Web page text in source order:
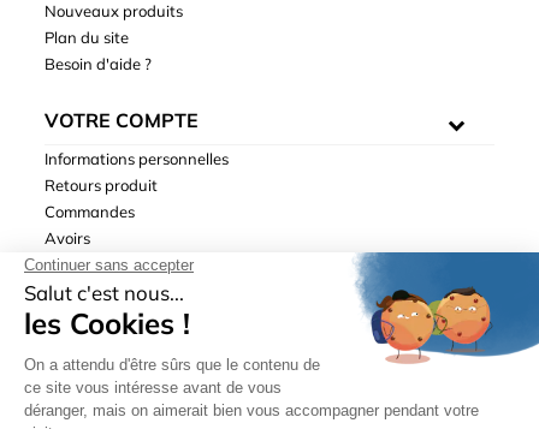
Nouveaux produits
Plan du site
Besoin d'aide ?
VOTRE COMPTE
Informations personnelles
Retours produit
Commandes
Avoirs
Adresses
Bons de réduction